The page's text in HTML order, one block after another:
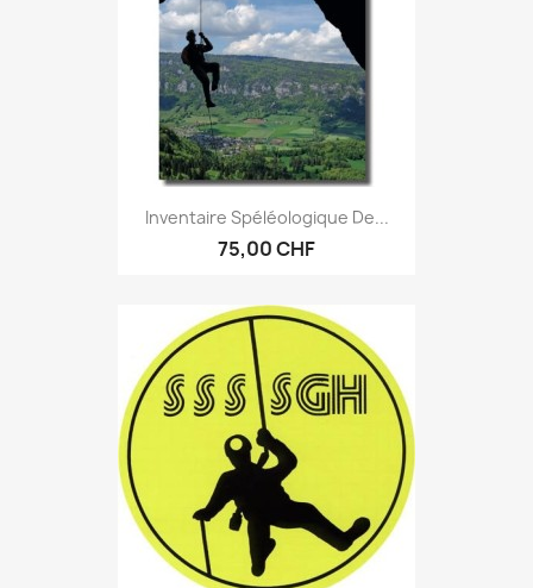
Inventaire Spéléologique De...
75,00 CHF